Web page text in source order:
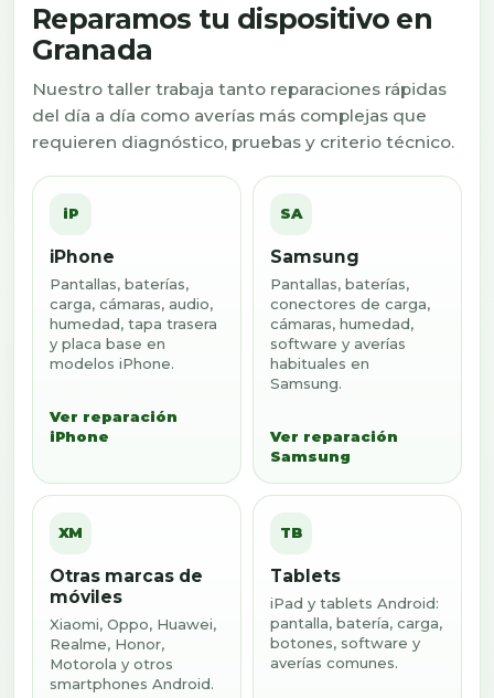
Reparamos tu dispositivo en
Granada
Nuestro taller trabaja tanto reparaciones rápidas
del día a día como averías más complejas que
requieren diagnóstico, pruebas y criterio técnico.
iP
iPhone
Pantallas, baterías,
carga, cámaras, audio,
humedad, tapa trasera
y placa base en
modelos iPhone.
Ver reparación
iPhone
SA
Samsung
Pantallas, baterías,
conectores de carga,
cámaras, humedad,
software y averías
habituales en
Samsung.
Ver reparación
Samsung
XM
Otras marcas de
móviles
Xiaomi, Oppo, Huawei,
Realme, Honor,
Motorola y otros
smartphones Android.
TB
Tablets
iPad y tablets Android:
pantalla, batería, carga,
botones, software y
averías comunes.